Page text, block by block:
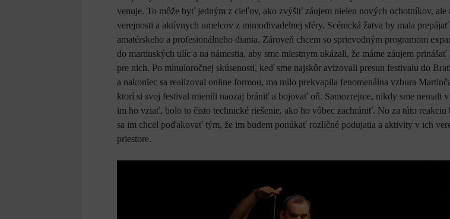
venuje. To môže byť jedným z cieľov, ako zvýšiť záujem nielen nových ochotníkov, ale
verejnosti a aktívnych umelcov z mimodivadelnej sféry. Scénická žatva by mala prepájať
amatérskeho a profesionálneho diania. Zároveň chcem so sprievodným programom
do martinských ulíc a na námestia, aby sme miestnym ukázali, že máme záujem
pre nich. Po minuloročnej skúsenosti, keď sme najskôr avizovali presun festivalu do
a nakoniec sa realizoval online formou, ma milo prekvapila fenomenálna vzbura
ktorí si svoj festival mienili naozaj brániť a bojovať oň. Samozrejme, nikdy sme nemali
im ho vziať, bolo to čisto technické riešenie, ako ho vôbec zachrániť. No za túto reakciu
sa im chcel poďakovať tým, že im budem ponúkať rozličné podujatia a aktivity v ich
priestore.